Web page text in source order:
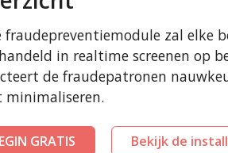
fraudepreventiemodule zal elke
in realtime screenen op
de fraudepatronen
minimaliseren.
GRATIS Bekijk de